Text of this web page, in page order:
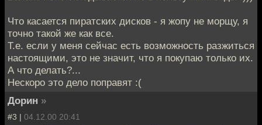
Что касается пиратских дисков - я жопу не морщу, я
точно такой же как все.
Т.е. если у меня сейчас есть возможность разжиться
настоящими, это не значит, что я покупаю только их.
А что делать?...
Нескоро это дело поправят :(
Дорин »
#3 | 04.12.00 20:41